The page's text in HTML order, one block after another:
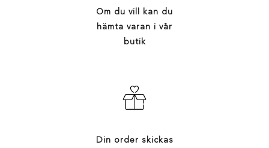
Om du vill kan du
hämta varan i vår
butik
Din order skickas